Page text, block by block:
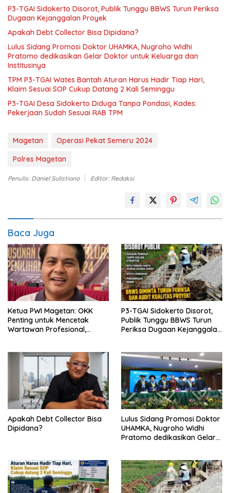
P3-TGAI Sidokerto Disorot, Publik Tunggu BBWS Turun Periksa
Dugaan Kejanggalan Proyek
Apakah Debt Collector Bisa Dipidana?
Lulus Sidang Promosi Doktor UHAMKA, Nugroho Widhi
Pratomo dedikasikan Gelar Doktor untuk Keluarga dan
Institusinya
TPM P3-TGAI Wates Bantah Aturan Harus Hadir Tiap Hari,
Klaim Sesuai SOP Cukup Datang 2 Kali Seminggu
P3-TGAI Desa Sidokerto Diduga Tanpa Pondasi, Kades:
Pekerjaan Sudah Sesuai RAB TPM
Magetan
Operasi Pekat Semeru 2024
Polres Magetan
Penulis: Daniel Sulistiono Editor: Redaksi
Baca Juga
Ketua PWI Magetan: OKK
Penting untuk Mencetak
Wartawan Profesional,
P3-TGAI Sidokerto Disorot,
Publik Tunggu BBWS Turun
Periksa Dugaan Kejanggalan
Apakah Debt Collector Bisa
Dipidana?
Lulus Sidang Promosi Doktor
UHAMKA, Nugroho Widhi
Pratomo dedikasikan Gelar